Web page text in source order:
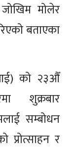
मोलेर
बताएका
को २३औँ
शुक्रबार
सम्बोधन
प्रोत्साहन र